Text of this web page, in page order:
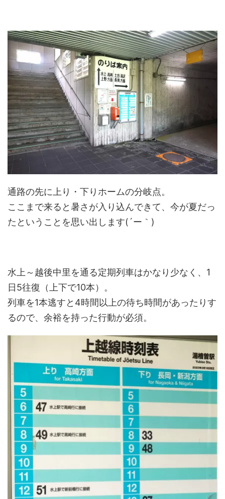
通路の先に上り・下りホームの分岐点。
ここまで来ると暑さが入り込んできて、今が夏だっ
たということを思い出します(´ー｀)
水上～越後中里を通る定期列車はかなり少なく、1
日5往復（上下で10本）。
列車を1本逃すと4時間以上の待ち時間があったりす
るので、余裕を持った行動が必須。